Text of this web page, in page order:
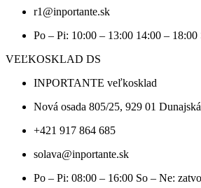
r1@inportante.sk
Po – Pi: 10:00 – 13:00 14:00 – 18:00
VEĽKOSKLAD DS
INPORTANTE veľkosklad
Nová osada 805/25, 929 01
+421 917 864 685
solava@inportante.sk
Po – Pi: 08:00 – 16:00 So – Ne: